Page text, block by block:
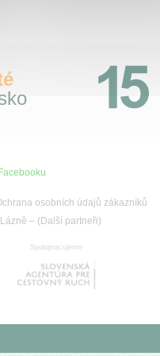
osobních údajů zákazníků
– (Další partneři)
Spolupracujeme